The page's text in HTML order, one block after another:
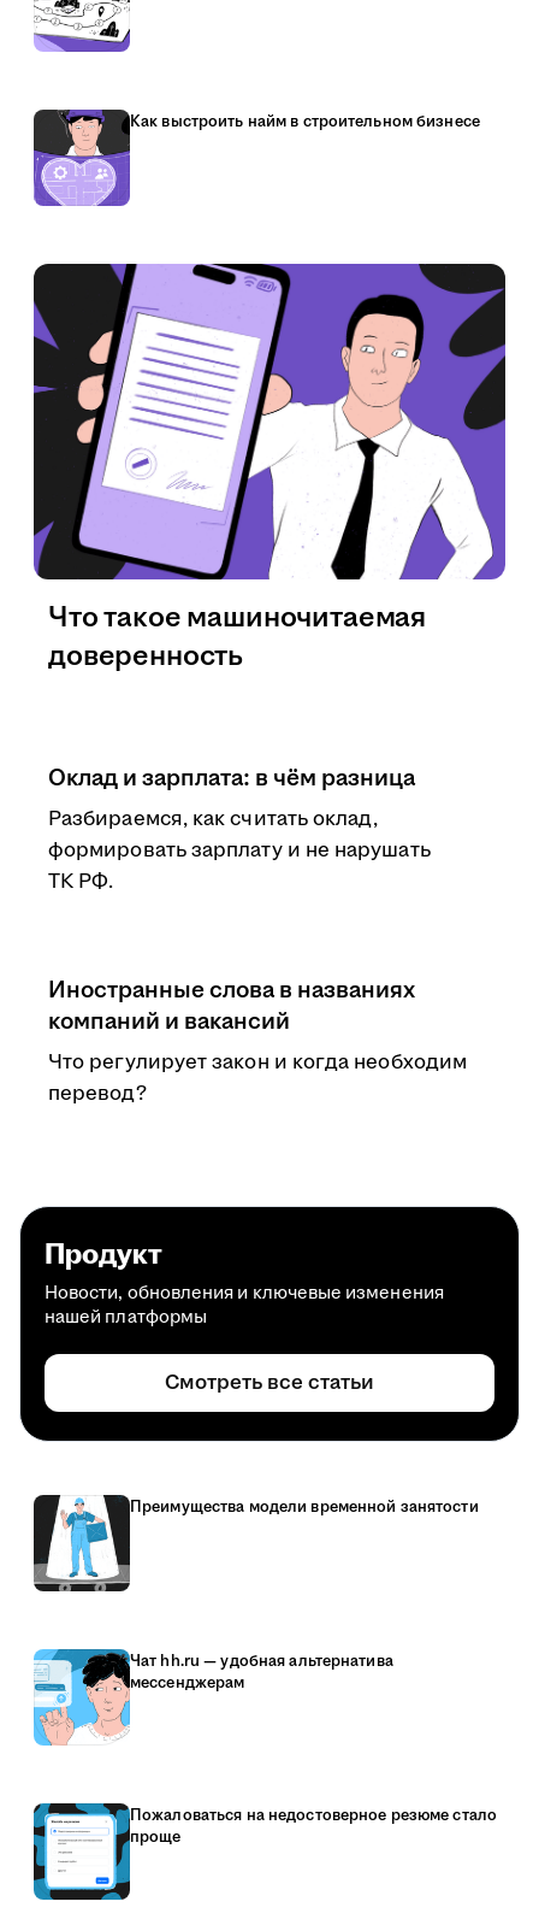
Как выстроить найм в строительном бизнесе
Оклад и зарплата: в чём разница
Разбираемся, как считать оклад,
формировать зарплату и не нарушать
ТК РФ.
Иностранные слова в названиях
компаний и вакансий
Что регулирует закон и когда необходим
перевод?
Что такое машиночитаемая
доверенность
Продукт
Новости, обновления и ключевые изменения
нашей платформы
Смотреть все статьи
Преимущества модели временной занятости
Чат hh.ru — удобная альтернатива
мессенджерам
Пожаловаться на недостоверное резюме стало
проще